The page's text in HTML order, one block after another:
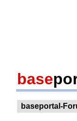
base
baseportal-